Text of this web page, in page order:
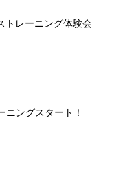
トレーニング体験会
ニングスタート！